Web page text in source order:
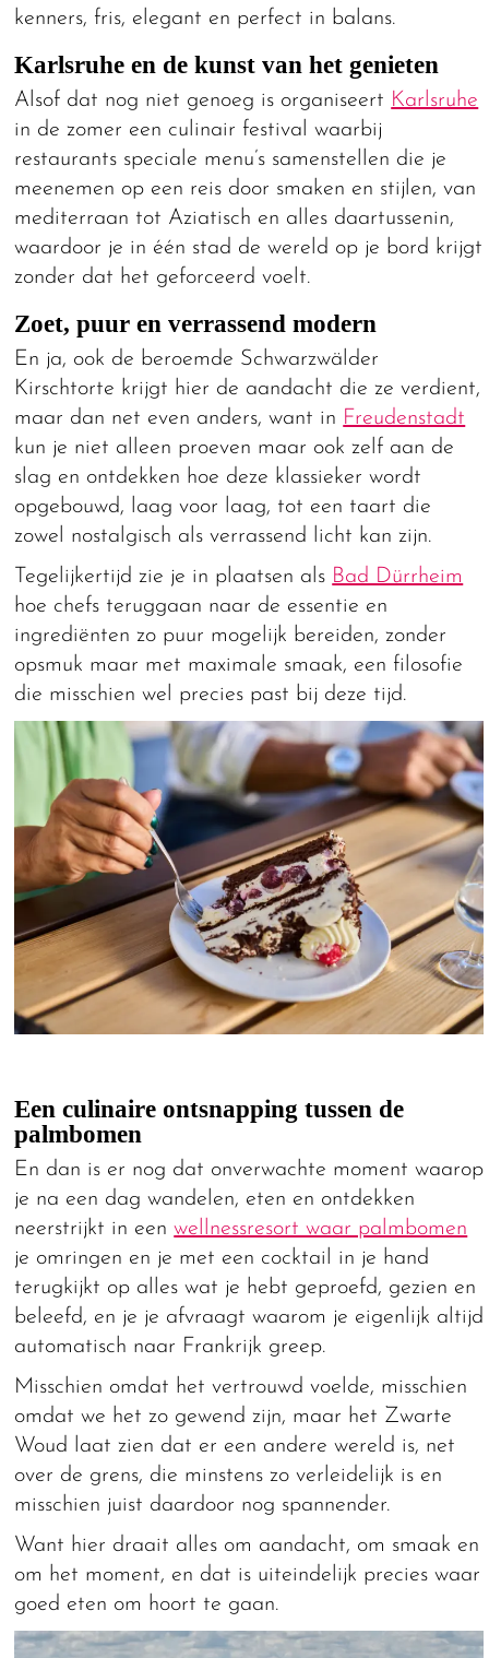
kenners, fris, elegant en perfect in balans.
Karlsruhe en de kunst van het genieten
Alsof dat nog niet genoeg is organiseert Karlsruhe
in de zomer een culinair festival waarbij
restaurants speciale menu’s samenstellen die je
meenemen op een reis door smaken en stijlen, van
mediterraan tot Aziatisch en alles daartussenin,
waardoor je in één stad de wereld op je bord krijgt
zonder dat het geforceerd voelt.
Zoet, puur en verrassend modern
En ja, ook de beroemde Schwarzwälder
Kirschtorte krijgt hier de aandacht die ze verdient,
maar dan net even anders, want in Freudenstadt
kun je niet alleen proeven maar ook zelf aan de
slag en ontdekken hoe deze klassieker wordt
opgebouwd, laag voor laag, tot een taart die
zowel nostalgisch als verrassend licht kan zijn.
Tegelijkertijd zie je in plaatsen als Bad Dürrheim
hoe chefs teruggaan naar de essentie en
ingrediënten zo puur mogelijk bereiden, zonder
opsmuk maar met maximale smaak, een filosofie
die misschien wel precies past bij deze tijd.
Een culinaire ontsnapping tussen de
palmbomen
En dan is er nog dat onverwachte moment waarop
je na een dag wandelen, eten en ontdekken
neerstrijkt in eenwellnessresort waar palmbomen
je omringen en je met een cocktail in je hand
terugkijkt op alles wat je hebt geproefd, gezien en
beleefd, en je je afvraagt waarom je eigenlijk altijd
automatisch naar Frankrijk greep.
Misschien omdat het vertrouwd voelde, misschien
omdat we het zo gewend zijn, maar het Zwarte
Woud laat zien dat er een andere wereld is, net
over de grens, die minstens zo verleidelijk is en
misschien juist daardoor nog spannender.
Want hier draait alles om aandacht, om smaak en
om het moment, en dat is uiteindelijk precies waar
goed eten om hoort te gaan.